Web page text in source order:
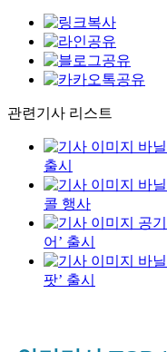
관련기사 리스트
바
출시
바
콜 행사
공
어’ 출시
바
팟’ 출시